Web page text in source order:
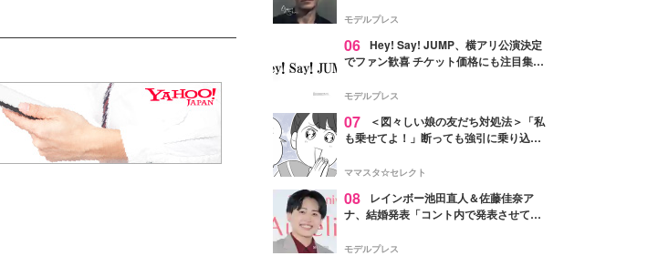
モデルプレス
06 Hey! Say! JUMP、横アリ公演決定
でファン歓喜 チケット価格にも注目集ま
モデルプレス
07
＜図々しい娘の友だち対処法＞「私
も乗せてよ！」断っても強引に乗り込ん
ママスタ☆セレクト
08
レインボー池田直人＆佐藤佳奈ア
ナ、結婚発表「コント内で発表させてい
点変更のため
モデルプレス